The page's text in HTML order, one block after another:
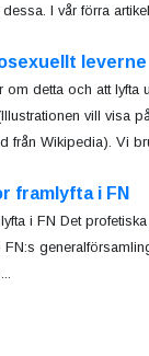
I vår förra
leverne
om detta och att
vill visa
från Wikipedia). Vi
framlyfta i FN
i FN Det
FN:s